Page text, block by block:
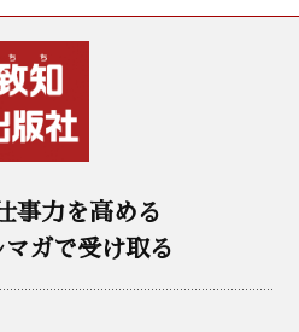
事力を高める
ガで受け取る